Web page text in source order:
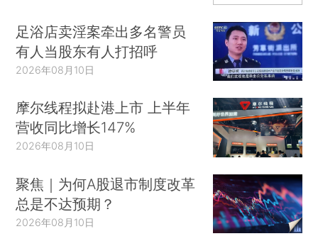
足浴店卖淫案牵出多名警员
有人当股东有人打招呼
2026年08月10日
摩尔线程拟赴港上市 上半年
营收同比增长147%
2026年08月10日
聚焦｜为何A股退市制度改革
总是不达预期？
2026年08月10日